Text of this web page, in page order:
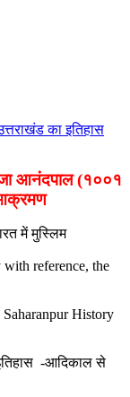
का इतिहास
आनंदपाल (१००१
आक्रमण
में मुस्लिम
reference, the
History
-आदिकाल से